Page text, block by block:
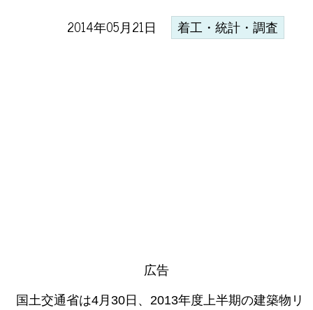
2014年05月21日 着工・統計・調査
広告
国土交通省は4月30日、2013年度上半期の建築物リ